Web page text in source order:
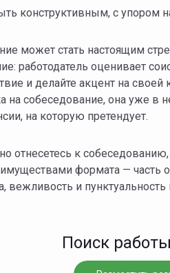
конструктивным, с упором
может стать настоящим
работодатель оценивает
и делайте акцент на
на собеседование, она уже в
на которую претендует.
отнесетесь к
формата — часть
вежливость и
Поиск